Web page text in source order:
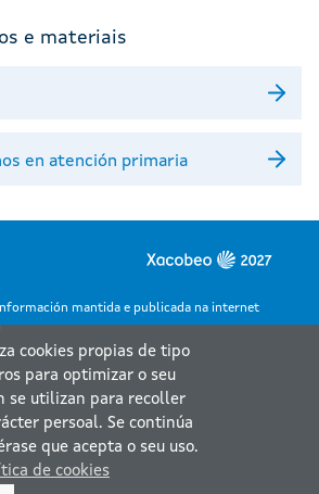
e materiais
en atención primaria
mantida e publicada na internet
cookies propias de tipo
para optimizar o seu
se utilizan para recoller
persoal. Se continúa
que acepta o seu uso.
de cookies